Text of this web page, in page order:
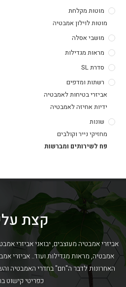
מוטות מקלחת
מוטות לוילון אמבטיה
מושבי אסלה
מראות מגדילות
סדרת SL
רשתות ומדפים
אביזרי בטיחות לאמבטיה
ידיות אחיזה לאמבטיה
שונות
מחזיקי נייר וקולבים
פח לשירותים ומברשות
קצת
אביזרי אמבטיה מעוצבים, יבואני אביזרי
אמבטיה, מראות מגדילות ועוד.. אביזרי
האחרונות לדבר ה"חם" בחדרי האמבטיה
כפריטי קישוט